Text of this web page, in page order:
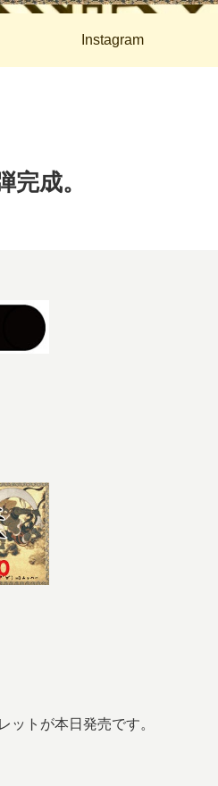
Instagram
成。
ットが本日発売です。